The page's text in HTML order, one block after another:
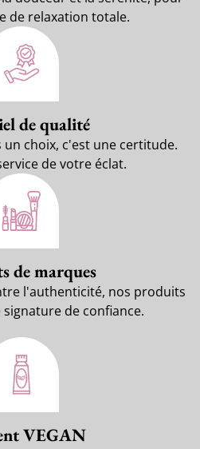
de relaxation totale.
de qualité
choix, c'est une certitude.
de votre éclat.
de marques
l'authenticité, nos produits
de confiance.
VEGAN